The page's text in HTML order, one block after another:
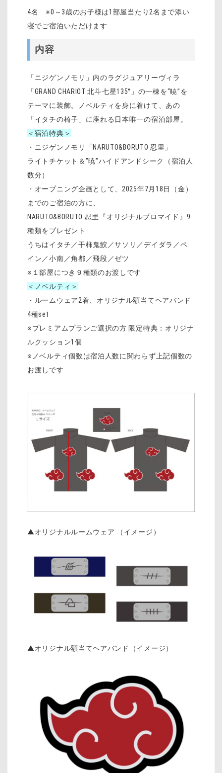
4名 ※0～3歳のお子様は1部屋当たり2名まで添い
寝でご宿泊いただけます
内容
「ニジゲンノモリ」内のラグジュアリーヴィラ
「GRAND CHARIOT 北斗七星135°」の一棟を“暁”を
テーマに装飾。ノベルティを身に着けて、あの
「イタチの椅子」に座れる日本唯一の宿泊部屋。
＜宿泊特典＞
・ニジゲンノモリ「NARUTO&BORUTO 忍里」
ライトチケット＆”暁”ハイドアンドシーク（宿泊人
数分）
・オープニング企画として、2025年7月18日（金）
までのご宿泊の方に、
NARUTO&BORUTO 忍里『オリジナルブロマイド』9
種類をプレゼント
うちはイタチ／干柿鬼鮫／サソリ／デイダラ／ペ
イン／小南／角都／飛段／ゼツ
※１部屋につき９種類のお渡しです
＜ノベルティ＞
・ルームウェア2着、オリジナル額当てヘアバンド
4種set
※プレミアムプランご選択の方 限定特典：オリジナ
ルクッション1個
※ノベルティ個数は宿泊人数に関わらず上記個数の
お渡しです
▲オリジナルルームウェア （イメージ）
▲オリジナル額当てヘアバンド（イメージ）